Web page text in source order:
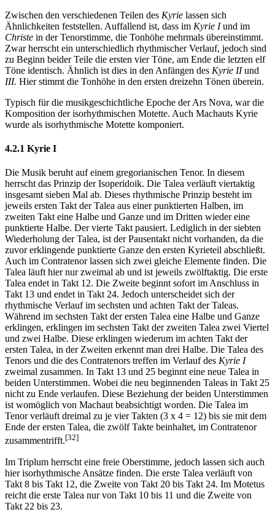
Zwischen den verschiedenen Teilen des Kyrie lassen sich
Ähnlichkeiten feststellen. Auffallend ist, dass im Kyrie Iund im
Christe in der Tenorstimme, die Tonhöhe mehrmals übereinstimmt.
Zwar herrscht ein unterschiedlich rhythmischer Verlauf, jedoch sind
zu Beginn beider Teile die ersten vier Töne, am Ende die letzten elf
Töne identisch. Ähnlich ist dies in den Anfängen des Kyrie IIund
III. Hier stimmt die Tonhöhe in den ersten dreizehn Tönen überein.
Typisch für die musikgeschichtliche Epoche der Ars Nova, war die
Komposition der isorhythmischen Motette. Auch Machauts Kyrie
wurde als isorhythmische Motette komponiert.
4.2.1 Kyrie I
Die Musik beruht auf einem gregorianischen Tenor. In diesem
herrscht das Prinzip der Isoperidoik. Die Talea verläuft viertaktig
insgesamt sieben Mal ab. Dieses rhythmische Prinzip besteht im
jeweils ersten Takt der Talea aus einer punktierten Halben, im
zweiten Takt eine Halbe und Ganze und im Dritten wieder eine
punktierte Halbe. Der vierte Takt pausiert. Lediglich in der siebten
Wiederholung der Talea, ist der Pausentakt nicht vorhanden, da die
zuvor erklingende punktierte Ganze den ersten Kyrieteil abschließt.
Auch im Contratenor lassen sich zwei gleiche Elemente finden. Die
Talea läuft hier nur zweimal ab und ist jeweils zwölftaktig. Die erste
Talea endet in Takt 12. Die Zweite beginnt sofort im Anschluss in
Takt 13 und endet in Takt 24. Jedoch unterscheidet sich der
rhythmische Verlauf im sechsten und achten Takt der Taleas.
Während im sechsten Takt der ersten Talea eine Halbe und Ganze
erklingen, erklingen im sechsten Takt der zweiten Talea zwei Viertel
und zwei Halbe. Diese erklingen wiederum im achten Takt der
ersten Talea, in der Zweiten erkennt man drei Halbe. Die Talea des
Tenors und die des Contratenors treffen im Verlauf des Kyrie I
zweimal zusammen. In Takt 13 und 25 beginnt eine neue Talea in
beiden Unterstimmen. Wobei die neu beginnenden Taleas in Takt 25
nicht zu Ende verlaufen. Diese Beziehung der beiden Unterstimmen
ist womöglich von Machaut beabsichtigt worden. Die Talea im
Tenor verläuft dreimal zu je vier Takten (3 x 4 = 12) bis sie mit dem
Ende der ersten Talea, die zwölf Takte beinhaltet, im Contratenor
zusammentrifft.[32]
Im Triplum herrscht eine freie Oberstimme, jedoch lassen sich auch
hier isorhythmische Ansätze finden. Die erste Talea verläuft von
Takt 8 bis Takt 12, die Zweite von Takt 20 bis Takt 24. Im Motetus
reicht die erste Talea nur von Takt 10 bis 11 und die Zweite von
Takt 22 bis 23.